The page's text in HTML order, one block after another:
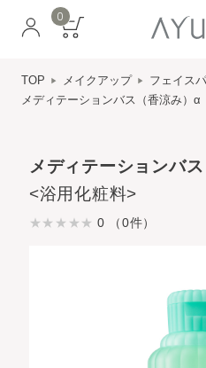
0
TOP メイクアップ
フェイス
メディテーションバス（香涼み）α
メディテーションバ
<浴用化粧料>
0 （0件）